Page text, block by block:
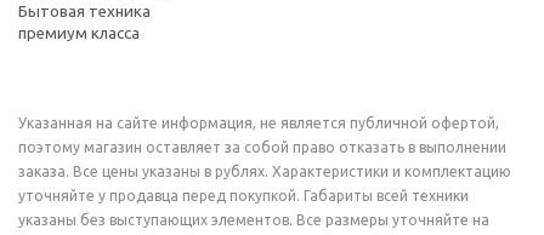
Бытовая техника
премиум класса
Указанная на сайте информация, не является публичной офертой,
поэтому магазин оставляет за собой право отказать в выполнении
заказа. Все цены указаны в рублях. Характеристики и комплектацию
уточняйте у продавца перед покупкой. Габариты всей техники
указаны без выступающих элементов. Все размеры уточняйте на